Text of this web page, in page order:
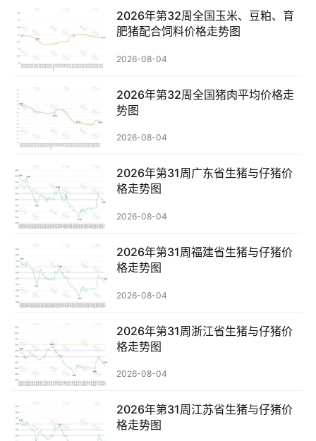
页
2026年第32周全国玉米、豆粕、育
肥猪配合饲料价格走势图
2026-08-04
2026年第32周全国猪肉平均价格走
势图
2026-08-04
2026年第31周广东省生猪与仔猪价
格走势图
2026-08-04
2026年第31周福建省生猪与仔猪价
格走势图
2026-08-04
2026年第31周浙江省生猪与仔猪价
格走势图
2026-08-04
2026年第31周江苏省生猪与仔猪价
格走势图